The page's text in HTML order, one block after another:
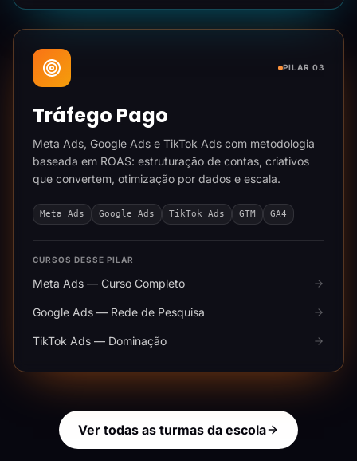
PILAR 03
Tráfego Pago
Meta Ads, Google Ads e TikTok Ads com metodologia
baseada em ROAS: estruturação de contas, criativos
que convertem, otimização por dados e escala.
Meta Ads Google Ads TikTok Ads GTM GA4
CURSOS DESSE PILAR
Meta Ads — Curso Completo
Google Ads — Rede de Pesquisa
TikTok Ads — Dominação
Ver todas as turmas da escola